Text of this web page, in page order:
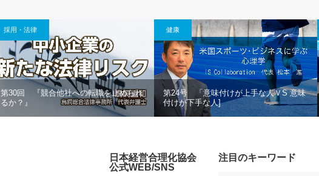
採用・法律
第30回 『競合他社への転職を止められ
るか？』
健康
第24号 「意味付けが上手な人ＶS 意味
付けが下手な人]
注目のキーワード
日本経営合理化協会
公式WEB/SNS